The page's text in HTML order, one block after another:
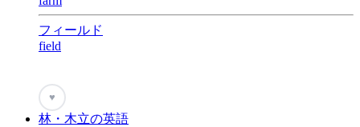
フィールド
field
♥
林・木立の英語